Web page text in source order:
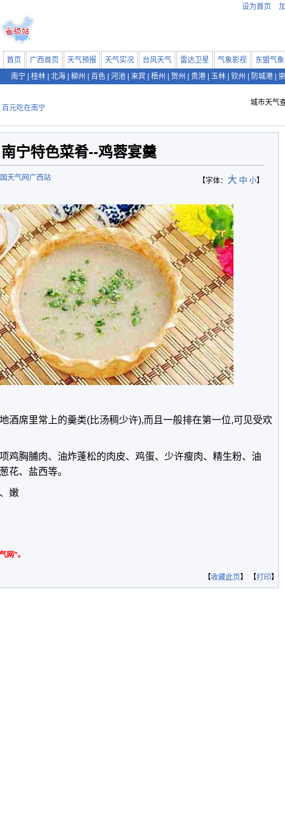
设为首页
首页 广西首页 天气预报 天气实况 台风天气 雷达卫星 气象影视 东盟气象
南宁
桂林 北海 柳州 百色 河池 来宾 梧州 贺州 贵港 玉林 钦州 防城港
百元吃在南宁
城市天气
南宁特色菜肴--鸡蓉宴羹
【字体： 大 中 小】
天气网广西站
酒席里常上的羹类(比汤稠少许),而且一般排在第一位,可见受欢
鸡胸脯肉、油炸蓬松的肉皮、鸡蛋、少许瘦肉、精生粉、油
花、盐西等。
嫩
网”。
【收藏此页】 【打印】